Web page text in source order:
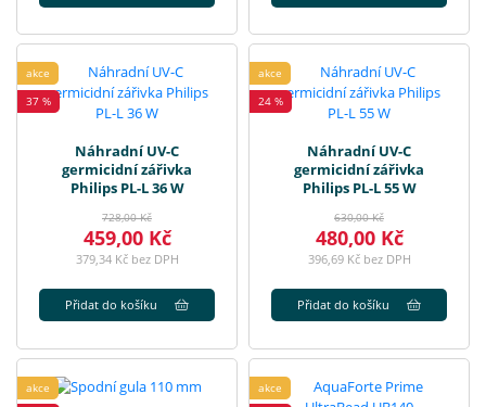
akce
37 %
Náhradní UV-C
germicidní zářivka
Philips PL-L 36 W
728,00 Kč
459,00 Kč
379,34 Kč bez DPH
Přidat do košíku
akce
24 %
Náhradní UV-C
germicidní zářivka
Philips PL-L 55 W
630,00 Kč
480,00 Kč
396,69 Kč bez DPH
Přidat do košíku
akce
akce